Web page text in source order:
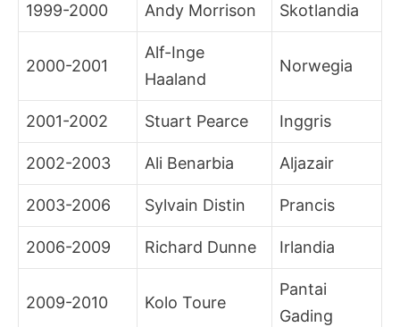
1999-2000 Andy Morrison Skotlandia
2000-2001
Alf-Inge
Haaland
Norwegia
2001-2002 Stuart Pearce Inggris
2002-2003 Ali Benarbia Aljazair
2003-2006 Sylvain Distin Prancis
2006-2009 Richard Dunne Irlandia
2009-2010 Kolo Toure
Pantai
Gading